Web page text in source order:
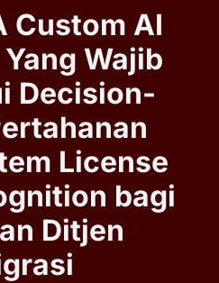
Custom AI
Wajib
Decision-
License
bagi
Ditjen